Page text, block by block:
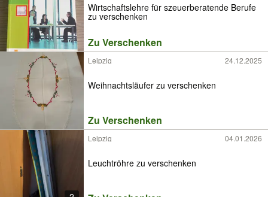
Wirtschaftslehre für szeuerberatende Berufe
zu verschenken
Zu Verschenken
Leipzig 24.12.2025
Weihnachtsläufer zu verschenken
Zu Verschenken
Leipzig 04.01.2026
Leuchtröhre zu verschenken